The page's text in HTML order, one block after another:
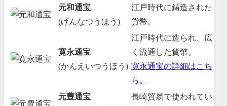
元和通宝
(げんなつうほう)
江戸時代に鋳造された
貨幣。
寛永通宝
(かんえいつうほう)
江戸時代に造られ、広
く流通した貨幣。
寛永通宝の詳細はこち
ら。
元豊通宝
長崎貿易で使われてい